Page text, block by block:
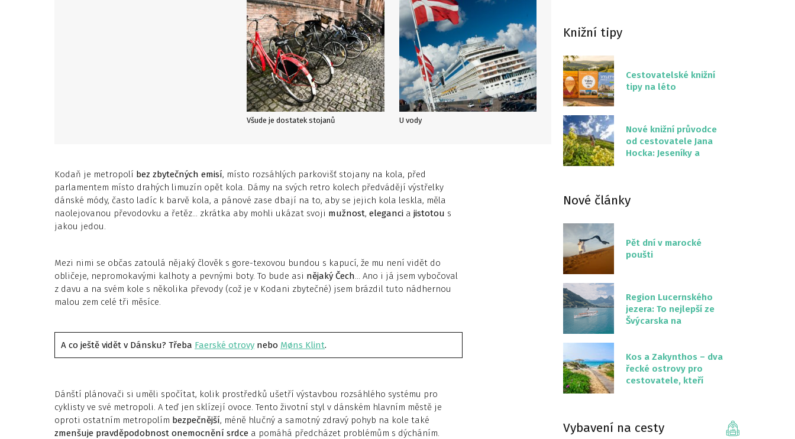
Všude je dostatek stojanů U vody
Kodaň je metropolí bez zbytečných emisí, místo rozsáhlých parkovišť stojany na kola, před
parlamentem místo drahých limuzín opět kola. Dámy na svých retro kolech předvádějí výstřelky
dánské módy, často ladíc k barvě kola, a pánové zase dbají na to, aby se jejich kola leskla, měla
naolejovanou převodovku a řetěz… zkrátka aby mohli ukázat svoji mužnost, eleganci a jistotou s
jakou jedou.
Mezi nimi se občas zatoulá nějaký člověk s gore-texovou bundou s kapucí, že mu není vidět do
obličeje, nepromokavými kalhoty a pevnými boty. To bude asi nějaký Čech… Ano i já jsem vybočoval
z davu a na svém kole s několika převody (což je v Kodani zbytečné) jsem brázdil tuto nádhernou
malou zem celé tři měsíce.
A co ještě vidět v Dánsku? Třeba Faerské otrovy nebo Møns Klint.
Dánští plánovači si uměli spočítat, kolik prostředků ušetří výstavbou rozsáhlého systému pro
cyklisty ve své metropoli. A teď jen sklízejí ovoce. Tento životní styl v dánském hlavním městě je
oproti ostatním metropolím bezpečnější, méně hlučný a samotný zdravý pohyb na kole také
zmenšuje pravděpodobnost onemocnění srdce a pomáhá předcházet problémům s dýcháním.
Knižní tipy
Cestovatelské knižní
tipy na léto
Nové knižní průvodce
od cestovatele Jana
Hocka: Jeseníky a
Nové články
Pět dní v marocké
poušti
Region Lucernského
jezera: To nejlepší ze
Švýcarska na
Kos a Zakynthos – dva
řecké ostrovy pro
cestovatele, kteří
Vybavení na cesty